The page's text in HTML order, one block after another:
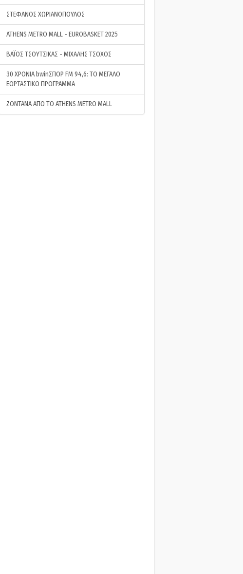
ΣΤΕΦΑΝΟΣ ΧΩΡΙΑΝΟΠΟΥΛΟΣ
ATHENS METRO MALL - EUROBASKET 2025
ΒΑΪΟΣ ΤΣΟΥΤΣΙΚΑΣ - ΜΙΧΑΛΗΣ ΤΣΟΧΟΣ
30 ΧΡΟΝΙΑ bwinΣΠΟΡ FM 94,6: ΤΟ ΜΕΓΑΛΟ
ΕΟΡΤΑΣΤΙΚΟ ΠΡΟΓΡΑΜΜΑ
ΖΩΝΤΑΝΑ ΑΠΟ ΤΟ ATHENS METRO MALL